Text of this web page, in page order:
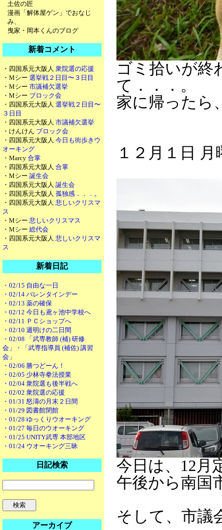
土佐の匠
漫画「解体屋ゲン」でおなじ
み、
曳家・岡本くんのブログ
新着コメント
・四国系元大阪人 衆院選の応援
・Mシー 選挙戦２日目〜３日目
・Mシー 市議補欠選挙
・Mシー ブロック会
・四国系元大阪人 選挙戦２日目〜
３日目
・四国系元大阪人 市議補欠選挙
・けんけん ブロック会
・四国系元大阪人 今日も街歩きウ
オーキング
・Marcy 合掌
・四国系元大阪人 合掌
・Mシー 誕生会
・四国系元大阪人 誕生会
・四国系元大阪人 孤独感．．．。
・四国系元大阪人 悲しいクリスマ
ス
・Mシー 悲しいクリスマス
・Mシー 総代会
・四国系元大阪人 悲しいクリスマ
ス
新着日記
・02/15 自由な一日
・02/14 バレンタインデー
・02/13 薬の確保
・02/12 今日も鳶ヶ池中学校へ
・02/11 ＰＣショップへ
・02/10 週明けの二日間
・02/08 「武専教師 (補) 研修
会」・「武専指導員 (補佐) 講習
会」
・02/06 勝つどーん！
・02/05 少林寺拳法授業
・02/04 衆院選も後半戦へ
・02/02 衆院選の応援
・01/31 怒濤の月末２日間
・01/29 図書館閉館
・01/28 ゆっくりウオーキング
・01/27 毎日のウオーキング
・01/25 UNITY武専 本部地区
・01/24 ウオーキング三昧
日記検索
アーカイブ
ゴミ拾いが終
て．．．。
家に帰ったら
１２月１日 月
今日は、12月
午後から南国
そして、市議